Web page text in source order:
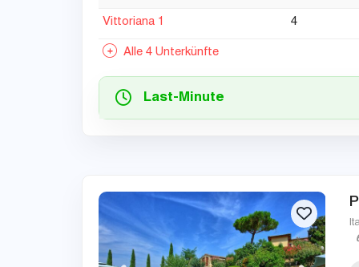
Vittoriana 1 4
Alle 4 Unterkünfte
Last-Minute